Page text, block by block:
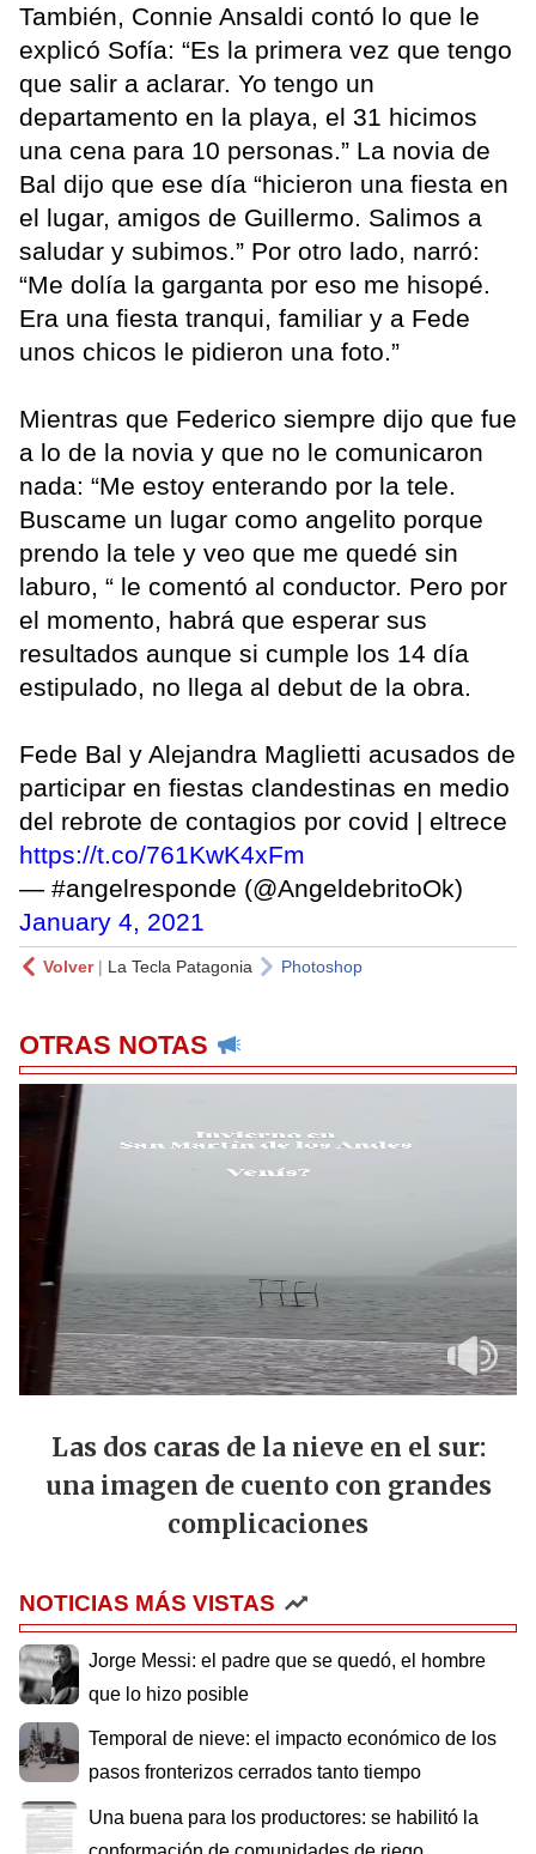
También, Connie Ansaldi contó lo que le
explicó Sofía: “Es la primera vez que tengo
que salir a aclarar. Yo tengo un
departamento en la playa, el 31 hicimos
una cena para 10 personas.” La novia de
Bal dijo que ese día “hicieron una fiesta en
el lugar, amigos de Guillermo. Salimos a
saludar y subimos.” Por otro lado, narró:
“Me dolía la garganta por eso me hisopé.
Era una fiesta tranqui, familiar y a Fede
unos chicos le pidieron una foto.”
Mientras que Federico siempre dijo que fue
a lo de la novia y que no le comunicaron
nada: “Me estoy enterando por la tele.
Buscame un lugar como angelito porque
prendo la tele y veo que me quedé sin
laburo, “ le comentó al conductor. Pero por
el momento, habrá que esperar sus
resultados aunque si cumple los 14 día
estipulado, no llega al debut de la obra.
Fede Bal y Alejandra Maglietti acusados de
participar en fiestas clandestinas en medio
del rebrote de contagios por covid | eltrece
https://t.co/761KwK4xFm
— #angelresponde (@AngeldebritoOk)
January 4, 2021
Volver| La Tecla Patagonia Photoshop
OTRAS NOTAS
Las dos caras de la nieve en el sur:
una imagen de cuento con grandes
complicaciones
NOTICIAS MÁS VISTAS
Jorge Messi: el padre que se quedó, el hombre
que lo hizo posible
Temporal de nieve: el impacto económico de los
pasos fronterizos cerrados tanto tiempo
Una buena para los productores: se habilitó la